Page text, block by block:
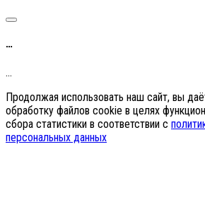
…
…
Продолжая использовать наш сайт, вы
обработку файлов cookie в целях
сбора статистики в соответствии с
персональных данных